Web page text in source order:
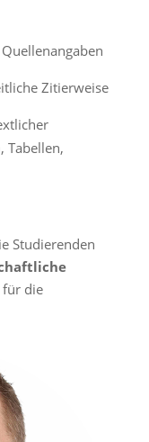
Zitierweise
Tabellen,
Studierenden
für die